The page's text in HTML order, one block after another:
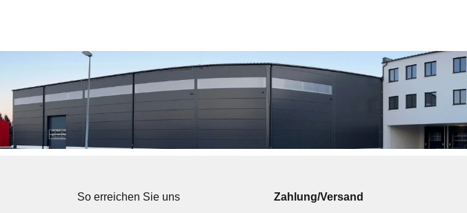
So erreichen Sie uns Zahlung/Versand